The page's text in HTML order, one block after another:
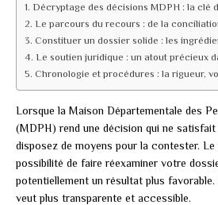
Décryptage des décisions MDPH : la clé
Le parcours du recours : de la
Constituer un dossier solide : les
Le soutien juridique : un atout précieux
Chronologie et procédures : la rigueur,
Lorsque la Maison Départementale des
(MDPH) rend une décision qui ne
disposez de moyens pour la contester.
possibilité de faire réexaminer votre
potentiellement un résultat plus
veut plus transparente et accessible.